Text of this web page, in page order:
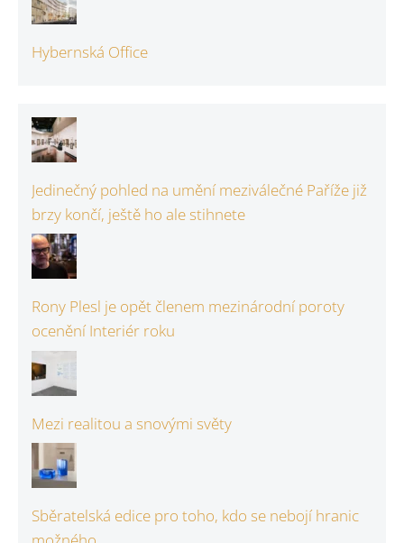
Hybernská Office
Jedinečný pohled na umění meziválečné Paříže již
brzy končí, ještě ho ale stihnete
Rony Plesl je opět členem mezinárodní poroty
ocenění Interiér roku
Mezi realitou a snovými světy
Sběratelská edice pro toho, kdo se nebojí hranic